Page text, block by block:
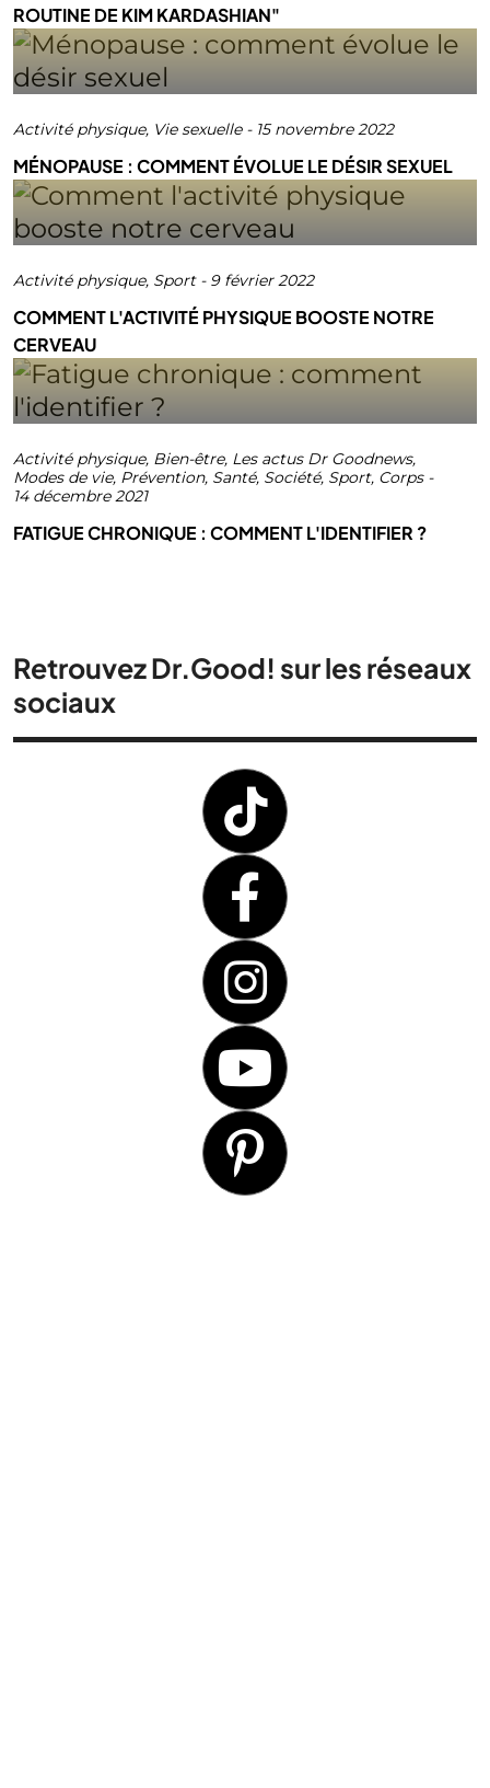
ROUTINE DE KIM KARDASHIAN"
Activité physique, Vie sexuelle- 15 novembre 2022
MÉNOPAUSE : COMMENT ÉVOLUE LE DÉSIR SEXUEL
Activité physique, Sport- 9 février 2022
COMMENT L'ACTIVITÉ PHYSIQUE BOOSTE NOTRE
CERVEAU
Activité physique, Bien-être, Les actus Dr Goodnews,
Modes de vie, Prévention, Santé, Société, Sport, Corps-
14 décembre 2021
FATIGUE CHRONIQUE : COMMENT L'IDENTIFIER ?
Retrouvez Dr.Good! sur les réseaux
sociaux